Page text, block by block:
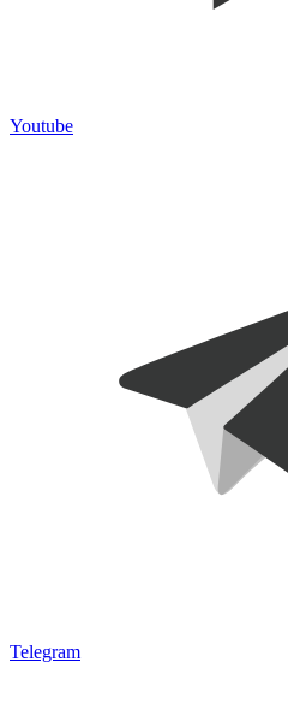
Youtube
Telegram